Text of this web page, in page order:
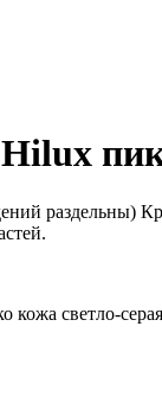
раздельны)
кожа светло-